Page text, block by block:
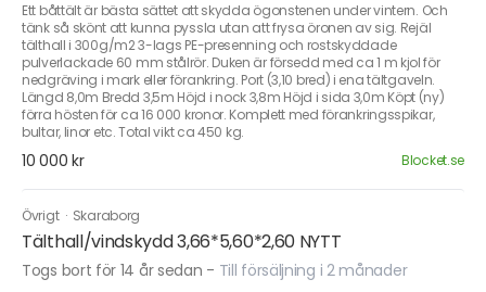
Ett båttält är bästa sättet att skydda ögonstenen under vintern. Och
tänk så skönt att kunna pyssla utan att frysa öronen av sig. Rejäl
tälthall i 300g/m2 3-lags PE-presenning och rostskyddade
pulverlackade 60 mm stålrör. Duken är försedd med ca 1 m kjol för
nedgräving i mark eller förankring. Port (3,10 bred) i ena tältgaveln.
Längd 8,0m Bredd 3,5m Höjd i nock 3,8m Höjd i sida 3,0m Köpt (ny)
förra hösten för ca 16 000 kronor. Komplett med förankringsspikar,
bultar, linor etc. Total vikt ca 450 kg.
10 000 kr Blocket.se
Övrigt · Skaraborg
Tälthall/vindskydd 3,66*5,60*2,60 NYTT
Togs bort för 14 år sedan - Till försäljning i 2 månader